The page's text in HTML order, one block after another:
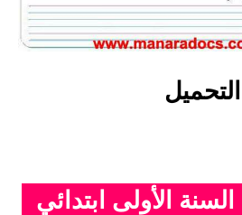
بحوث الفيزياء و الكيمياء
بحوث العلوم الطبيعية
بحوث اللغة الفرنسيةالتحميل
الأولى ابتدائي